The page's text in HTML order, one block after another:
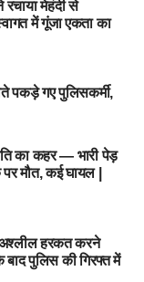
रचाया मेहंदी से
में गूंजा एकता का
पकड़े गए पुलिसकर्मी,
का कहर — भारी पेड़
मौत, कई घायल |
हरकत करने
बाद पुलिस की गिरफ्त में